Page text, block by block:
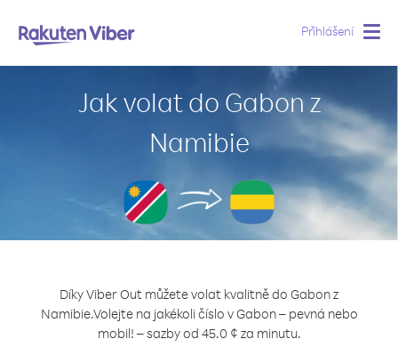
Přihlášení
Jak volat do Gabon z
Namibie
Díky Viber Out můžete volat kvalitně do Gabon z
Namibie.Volejte na jakékoli číslo v Gabon – pevná nebo
mobil! – sazby od 45.0 ¢ za minutu.